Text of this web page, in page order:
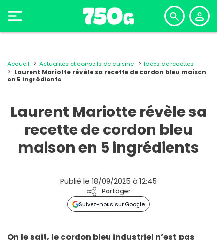
Accueil Actualités et conseils de cuisine
Idées de recettes
Laurent Mariotte révèle sa recette de cordon bleu maison
en 5 ingrédients
Laurent Mariotte révèle sa
recette de cordon bleu
maison en 5 ingrédients
Publié le 18/09/2025 à 12:45
Partager
Suivez-nous sur Google
On le sait, le cordon bleu industriel n’est pas